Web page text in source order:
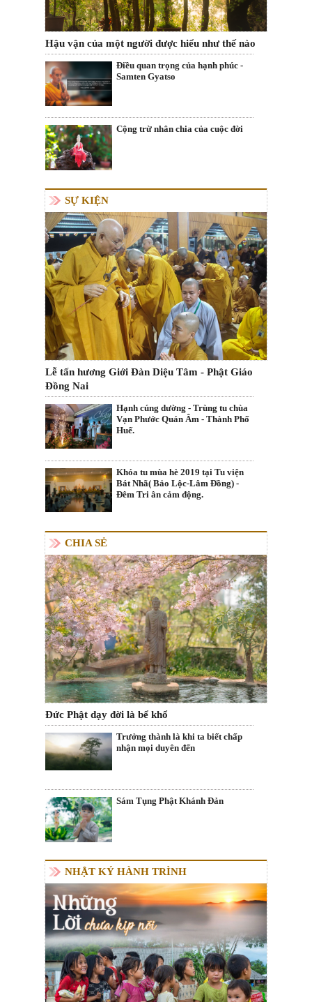
Hậu vận của một người được hiểu như thế nào
Điều quan trọng của hạnh phúc -
Samten Gyatso
Cộng trừ nhân chia của cuộc đời
SỰ KIỆN
Lễ tấn hương Giới Đàn Diệu Tâm - Phật Giáo
Đồng Nai
Hạnh cúng dường - Trùng tu chùa
Vạn Phước Quán Âm - Thành Phố
Huế.
Khóa tu mùa hè 2019 tại Tu viện
Bát Nhã( Bảo Lộc-Lâm Đồng) -
Đêm Tri ân cảm động.
CHIA SẺ
Đức Phật dạy đời là bể khổ
Trưởng thành là khi ta biết chấp
nhận mọi duyên đến
Sám Tụng Phật Khánh Đản
NHẬT KÝ HÀNH TRÌNH